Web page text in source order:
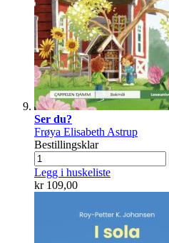
Ser du?
Frøya Elisabeth Astrup
Bestillingsklar
Legg i huskeliste
kr 109,00